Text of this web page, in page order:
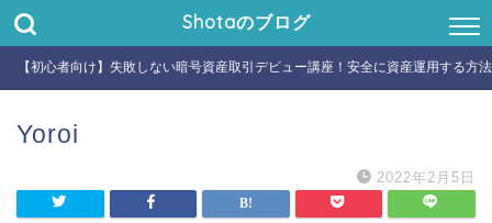
Shotaのブログ
【初心者向け】失敗しない暗号資産取引デビュー講座！安全に資産運用する方
Yoroi
2022年2月5日